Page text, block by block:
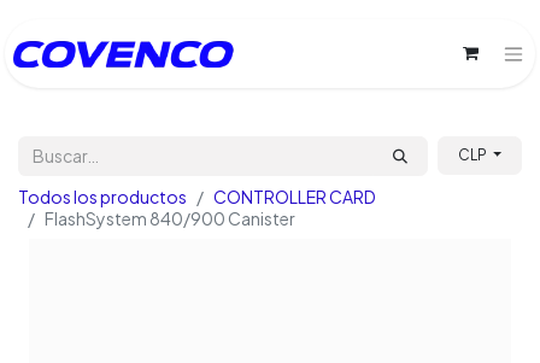
CLP
Todos los productos
CONTROLLER CARD
FlashSystem 840/900 Canister